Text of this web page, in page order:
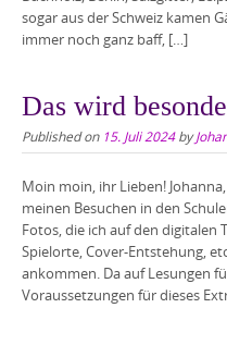
sogar aus der Schweiz kamen
immer noch ganz baff, […]
Das wird
Published on 15. Juli 2024by
Moin moin, ihr Lieben!
meinen Besuchen in den
Fotos, die ich auf den digitalen
Spielorte, Cover-Entstehung,
ankommen. Da auf Lesungen
Voraussetzungen für dieses